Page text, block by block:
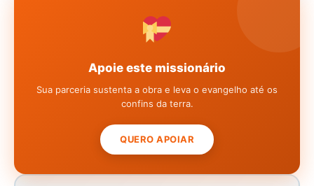
Apoie este missionário
Sua parceria sustenta a obra e leva o evangelho até os
confins da terra.
QUERO APOIAR